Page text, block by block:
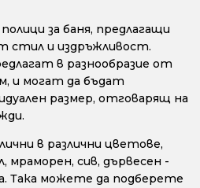
за баня, предлагащи
стил и издръжливост.
в разнообразие от
и могат да бъдат
размер, отговарящ на
в различни цветове,
мраморен, сив, дървесен -
Така можете да подберете